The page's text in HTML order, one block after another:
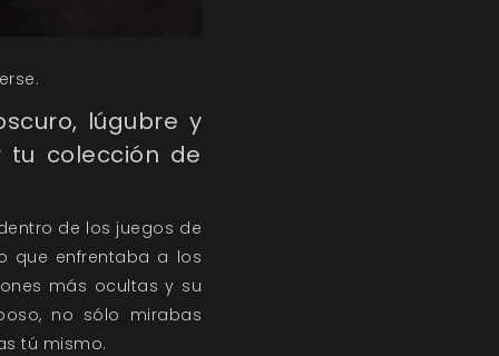
lúgubre y
colección de
de los juegos de
que enfrentaba a los
más ocultas y su
no sólo mirabas
tú mismo.